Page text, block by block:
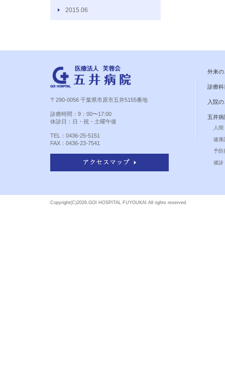
2015.06
〒290-0056 千葉県市原市五井5155番地
診療時間：9：00〜17:00
休診日：日・祝・土曜午後
TEL：0436-25-5151
FAX：0436-23-7541
外来
診療
入院
五井
人
健康
予防
健診
Copyright(C)2026.GOI HOSPITAL FUYOUKAI All rights reserved.